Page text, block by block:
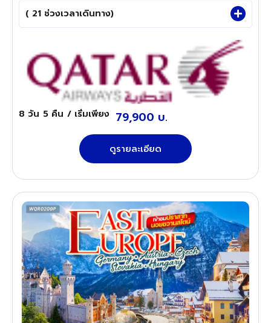
จุงเฟรา ซูริค – น้ำตกไรน์ – สนามบินซูริค – โดฮา
( 21 ช่วงเวลาเดินทาง)
8 วัน 5 คืน / เริ่มเพียง 79,900 บ.
ดูรายละเอียด